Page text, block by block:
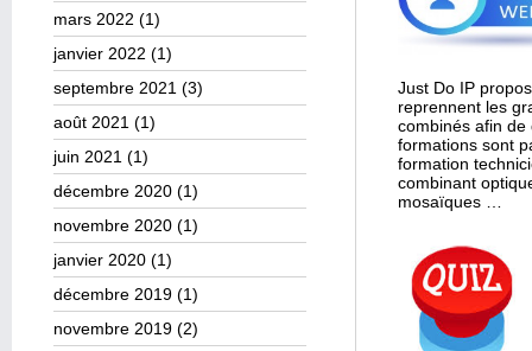
mars 2022 (1)
janvier 2022 (1)
septembre 2021 (3)
août 2021 (1)
juin 2021 (1)
décembre 2020 (1)
novembre 2020 (1)
janvier 2020 (1)
décembre 2019 (1)
novembre 2019 (2)
Just Do IP
reprennent les
combinés afin
formations sont
formation
combinant
mosaïques …